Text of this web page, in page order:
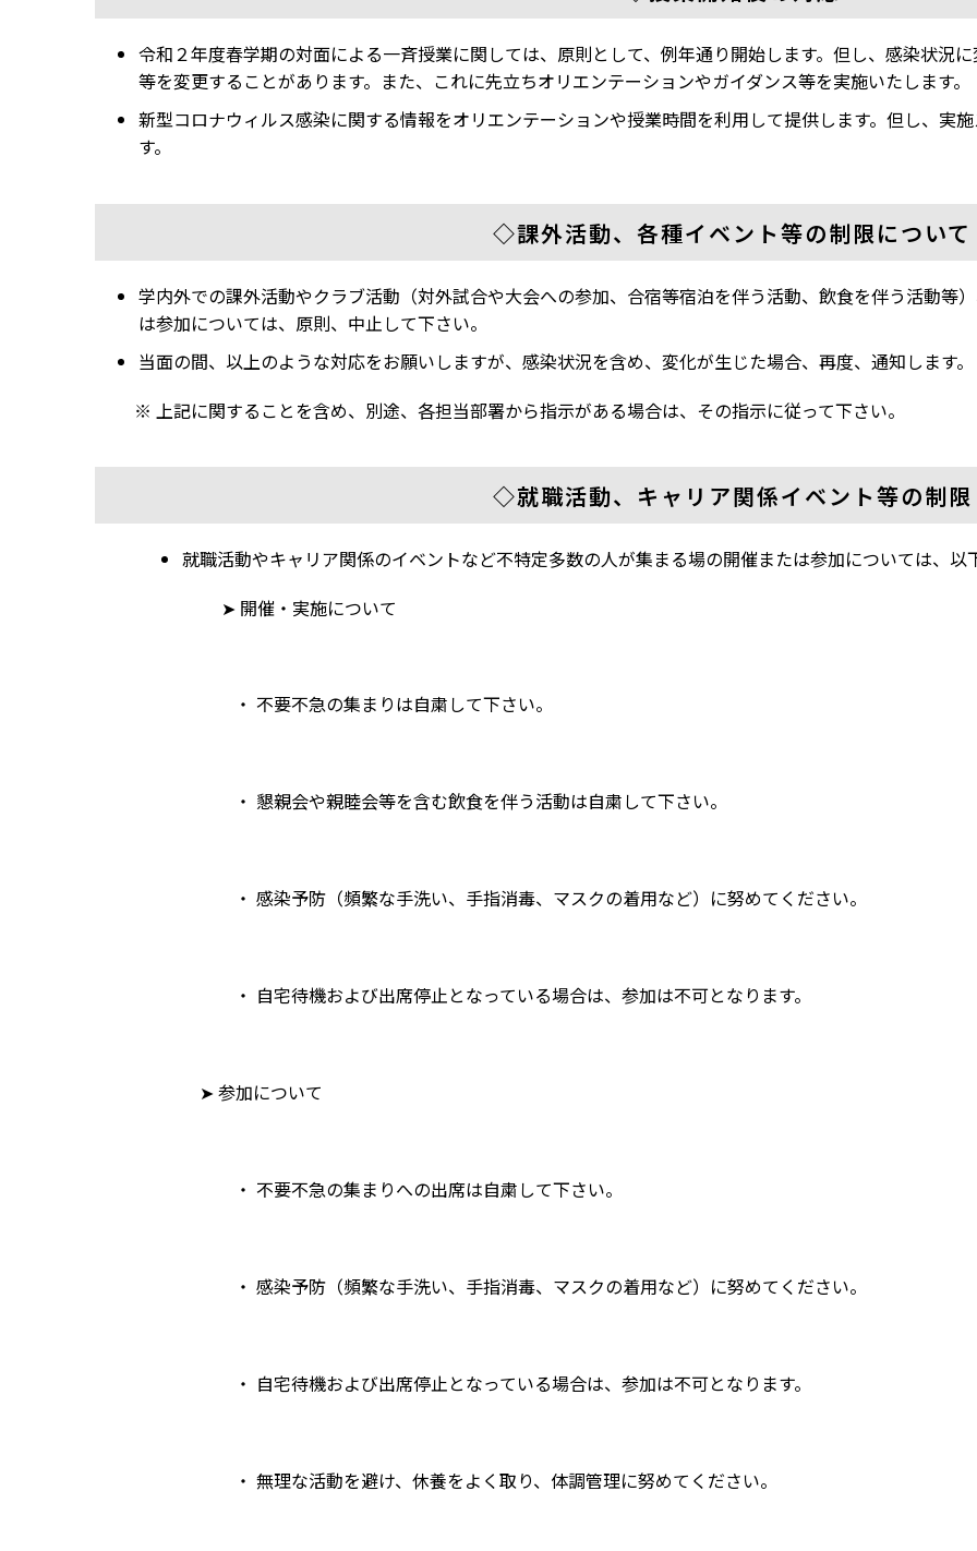
令和２年度春学期の対面による一斉授業に関しては、原則として、例年通り開始します。但し、感染状況
等を変更することがあります。また、これに先立ちオリエンテーションやガイダンス等を実施いたします。
新型コロナウィルス感染に関する情報をオリエンテーションや授業時間を利用して提供します。但し、実
す。
◇課外活動、各種イベント等の制限について
学内外での課外活動やクラブ活動（対外試合や大会への参加、合宿等宿泊を伴う活動、飲食を伴う活動等
は参加については、原則、中止して下さい。
当面の間、以上のような対応をお願いしますが、感染状況を含め、変化が生じた場合、再度、通知します。
※ 上記に関することを含め、別途、各担当部署から指示がある場合は、その指示に従って下さい。
◇就職活動、キャリア関係イベント等の制限
就職活動やキャリア関係のイベントなど不特定多数の人が集まる場の開催または参加については、以
➤ 開催・実施について
・ 不要不急の集まりは自粛して下さい。
・ 懇親会や親睦会等を含む飲食を伴う活動は自粛して下さい。
・ 感染予防（頻繁な手洗い、手指消毒、マスクの着用など）に努めてください。
・ 自宅待機および出席停止となっている場合は、参加は不可となります。
➤ 参加について
・ 不要不急の集まりへの出席は自粛して下さい。
・ 感染予防（頻繁な手洗い、手指消毒、マスクの着用など）に努めてください。
・ 自宅待機および出席停止となっている場合は、参加は不可となります。
・ 無理な活動を避け、休養をよく取り、体調管理に努めてください。